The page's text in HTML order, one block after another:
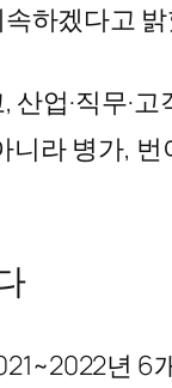
하겠다고
업·직무·
니라 병가,
년 6